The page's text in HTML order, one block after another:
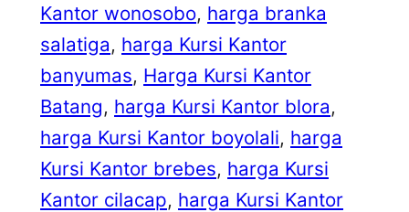
Kantor wonosobo, harga branka
salatiga, harga Kursi Kantor
banyumas, Harga Kursi Kantor
Batang, harga Kursi Kantor blora
harga Kursi Kantor boyolali, harga
Kursi Kantor brebes, harga Kursi
Kantor cilacap, harga Kursi Kantor